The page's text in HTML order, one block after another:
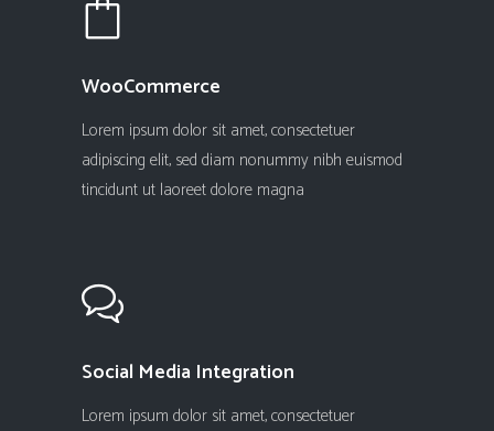
WooCommerce
Lorem ipsum dolor sit amet, consectetuer
adipiscing elit, sed diam nonummy nibh euismod
tincidunt ut laoreet dolore magna
Social Media Integration
Lorem ipsum dolor sit amet, consectetuer